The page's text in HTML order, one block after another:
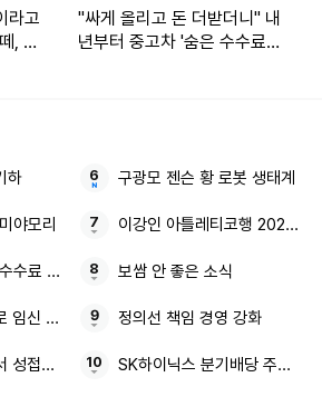
라고
, 역
"싸게 올리고 돈 더받더니" 내
년부터 중고차 '숨은 수수료'
하
야모리
수료 평생 우대 비대면 고객
임신 축하 전화
성접대 기자
구광모 젠슨 황 로봇 생태계
이강인 아틀레티코행 2023-
보쌈 안 좋은 소식
정의선 책임 경영 강화
SK하이닉스 분기배당 주주환원